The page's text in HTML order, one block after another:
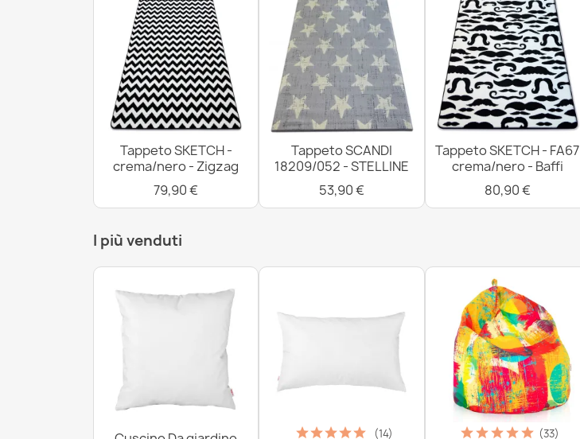
Tappeto SKETCH -
crema/nero - Zigzag
79,90 €
Tappeto SCANDI
18209/052 - STELLINE
53,90 €
Tappeto SKETCH - FA67
crema/nero - Baffi
80,90 €
I più venduti
(14) (33)